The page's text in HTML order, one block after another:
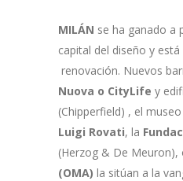
MILÁN se ha ganado a
capital del diseño y
renovación. Nuevos
Nuova o CityLife y
(Chipperfield) , el
Luigi Rovati, la
(Herzog & De Meuron),
(OMA) la sitúan a la